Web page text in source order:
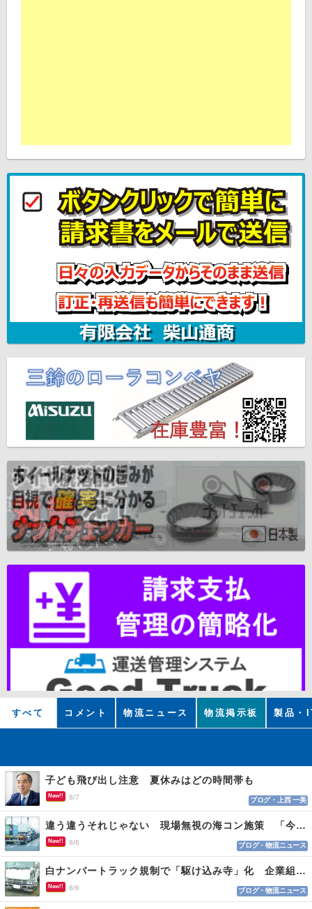
すべて コメント 物流ニュース 物流掲示板 製品・
子ども飛び出し注意 夏休みはどの時間帯も
New!! 8/7 ブログ・上西 一美
違う違うそれじゃない 現場無視の海コン施策 「今でも平均２～３時間は待つ」
New!! 8/6 ブログ・物流ニュース
白ナンバートラック規制で「駆け込み寺」化 企業組合が入会基準を見直しへ
New!! 8/6 ブログ・物流ニュース